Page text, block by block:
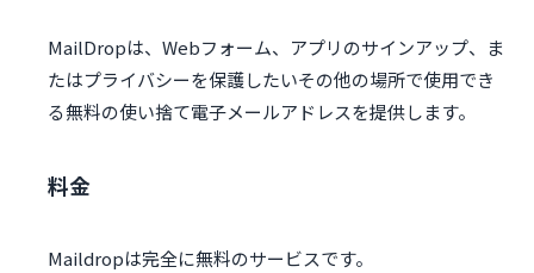
MailDropは、Webフォーム、アプリのサインアップ、ま
たはプライバシーを保護したいその他の場所で使用でき
る無料の使い捨て電子メールアドレスを提供します。
料金
Maildropは完全に無料のサービスです。